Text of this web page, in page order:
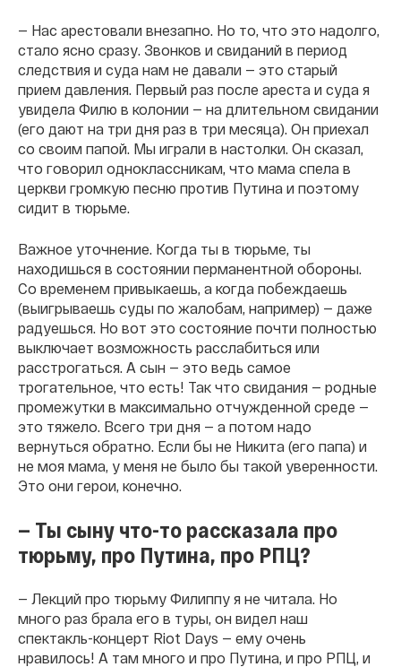
— Нас арестовали внезапно. Но то, что это надолго,
стало ясно сразу. Звонков и свиданий в период
следствия и суда нам не давали — это старый
прием давления. Первый раз после ареста и суда я
увидела Филю в колонии — на длительном свидании
(его дают на три дня раз в три месяца). Он приехал
со своим папой. Мы играли в настолки. Он сказал,
что говорил одноклассникам, что мама спела в
церкви громкую песню против Путина и поэтому
сидит в тюрьме.
Важное уточнение. Когда ты в тюрьме, ты
находишься в состоянии перманентной обороны.
Со временем привыкаешь, а когда побеждаешь
(выигрываешь суды по жалобам, например) — даже
радуешься. Но вот это состояние почти полностью
выключает возможность расслабиться или
расстрогаться. А сын — это ведь самое
трогательное, что есть! Так что свидания — родные
промежутки в максимально отчужденной среде —
это тяжело. Всего три дня — а потом надо
вернуться обратно. Если бы не Никита (его папа) и
не моя мама, у меня не было бы такой уверенности.
Это они герои, конечно.
— Ты сыну что-то рассказала про
тюрьму, про Путина, про РПЦ?
— Лекций про тюрьму Филиппу я не читала. Но
много раз брала его в туры, он видел наш
спектакль-концерт Riot Days — ему очень
нравилось! А там много и про Путина, и про РПЦ, и